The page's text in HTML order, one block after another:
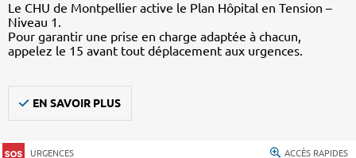
Le CHU de Montpellier active le Plan Hôpital en Tension –
Niveau 1.
Pour garantir une prise en charge adaptée à chacun,
appelez le 15 avant tout déplacement aux urgences.
EN SAVOIR PLUS
URGENCES ACCÈS RAPIDES